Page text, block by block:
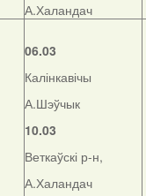
А.Халандач
06.03
Калінкавічы
А.Шэўчык
10.03
Веткаўскі р-н,
А.Халандач